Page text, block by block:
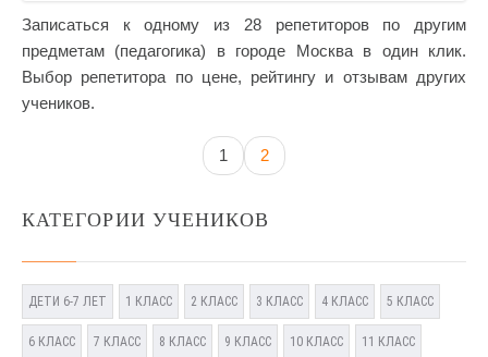
Записаться к одному из 28 репетиторов по другим
предметам (педагогика) в городе Москва в один клик.
Выбор репетитора по цене, рейтингу и отзывам других
учеников.
1 2
КАТЕГОРИИ УЧЕНИКОВ
ДЕТИ 6-7 ЛЕТ 1 КЛАСС 2 КЛАСС 3 КЛАСС 4 КЛАСС 5 КЛАСС
6 КЛАСС 7 КЛАСС 8 КЛАСС 9 КЛАСС 10 КЛАСС 11 КЛАСС